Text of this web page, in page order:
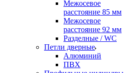
Межосевое
расстояние 85 мм
Межосевое
расстояние 92 мм
Разделные / WC
Петли дверные
Алюминий
ПВХ